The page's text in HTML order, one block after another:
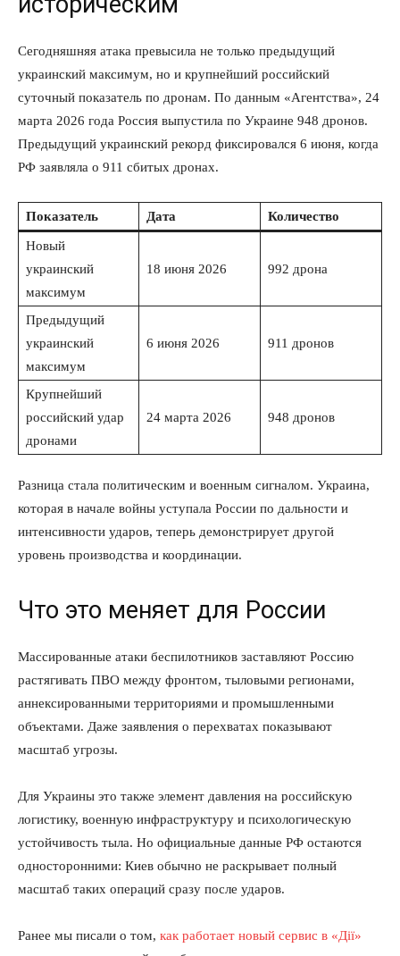
Сегодняшняя атака превысила не только предыдущий
украинский максимум, но и крупнейший российский
суточный показатель по дронам. По данным «Агентства», 24
марта 2026 года Россия выпустила по Украине 948 дронов.
Предыдущий украинский рекорд фиксировался 6 июня, когда
РФ заявляла о 911 сбитых дронах.
Показатель Дата Количество
Новый
украинский
максимум
18 июня 2026 992 дрона
Предыдущий
украинский
максимум
6 июня 2026 911 дронов
Крупнейший
российский удар
дронами
24 марта 2026 948 дронов
Разница стала политическим и военным сигналом. Украина,
которая в начале войны уступала России по дальности и
интенсивности ударов, теперь демонстрирует другой
уровень производства и координации.
Что это меняет для России
Массированные атаки беспилотников заставляют Россию
растягивать ПВО между фронтом, тыловыми регионами,
аннексированными территориями и промышленными
объектами. Даже заявления о перехватах показывают
масштаб угрозы.
Для Украины это также элемент давления на российскую
логистику, военную инфраструктуру и психологическую
устойчивость тыла. Но официальные данные РФ остаются
односторонними: Киев обычно не раскрывает полный
масштаб таких операций сразу после ударов.
Ранее мы писали о том, как работает новый сервис в «Дії»